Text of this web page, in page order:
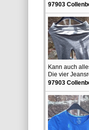
97903
Kann auch
Die vier
97903